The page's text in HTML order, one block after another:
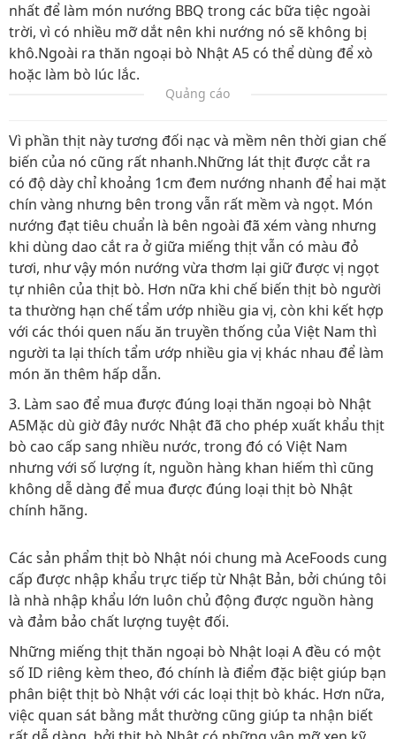
nhất để làm món nướng BBQ trong các bữa tiệc ngoài
trời, vì có nhiều mỡ dắt nên khi nướng nó sẽ không bị
khô.Ngoài ra thăn ngoại bò Nhật A5 có thể dùng để xò
hoặc làm bò lúc lắc.
Quảng cáo
Vì phần thịt này tương đối nạc và mềm nên thời gian chế
biến của nó cũng rất nhanh.Những lát thịt được cắt ra
có độ dày chỉ khoảng 1cm đem nướng nhanh để hai mặt
chín vàng nhưng bên trong vẫn rất mềm và ngọt. Món
nướng đạt tiêu chuẩn là bên ngoài đã xém vàng nhưng
khi dùng dao cắt ra ở giữa miếng thịt vẫn có màu đỏ
tươi, như vậy món nướng vừa thơm lại giữ được vị ngọt
tự nhiên của thịt bò. Hơn nữa khi chế biến thịt bò người
ta thường hạn chế tẩm ướp nhiều gia vị, còn khi kết hợp
với các thói quen nấu ăn truyền thống của Việt Nam thì
người ta lại thích tẩm ướp nhiều gia vị khác nhau để làm
món ăn thêm hấp dẫn.
3. Làm sao để mua được đúng loại thăn ngoại bò Nhật
A5Mặc dù giờ đây nước Nhật đã cho phép xuất khẩu thịt
bò cao cấp sang nhiều nước, trong đó có Việt Nam
nhưng với số lượng ít, nguồn hàng khan hiếm thì cũng
không dễ dàng để mua được đúng loại thịt bò Nhật
chính hãng.
Các sản phẩm thịt bò Nhật nói chung mà AceFoods cung
cấp được nhập khẩu trực tiếp từ Nhật Bản, bởi chúng tôi
là nhà nhập khẩu lớn luôn chủ động được nguồn hàng
và đảm bảo chất lượng tuyệt đối.
Những miếng thịt thăn ngoại bò Nhật loại A đều có một
số ID riêng kèm theo, đó chính là điểm đặc biệt giúp bạn
phân biệt thịt bò Nhật với các loại thịt bò khác. Hơn nữa,
việc quan sát bằng mắt thường cũng giúp ta nhận biết